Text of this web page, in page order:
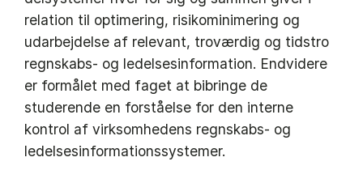
relation til optimering, risikominimering og
udarbejdelse af relevant, troværdig og tidstro
regnskabs- og ledelsesinformation. Endvidere
er formålet med faget at bibringe de
studerende en forståelse for den interne
kontrol af virksomhedens regnskabs- og
ledelsesinformationssystemer.